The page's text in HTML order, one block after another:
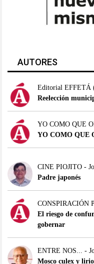
AUTORES
Editorial EFFETÁ
Reelección
YO COMO QUE
YO COMO QUE
CINE PIOJITO -
Padre japonés
CONSPIRACIÓN
El riesgo de
gobernar
ENTRE NOS... -
Mosco culex y